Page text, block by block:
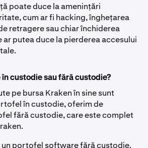
poate duce la amenințări
cum ar fi hacking, înghețarea
retragere sau chiar închiderea
putea duce la pierderea accesului
custodie sau fără custodie?
pe bursa Kraken în sine sunt
în custodie, oferim de
fără custodie, care este complet
un portofel software fără custodie.